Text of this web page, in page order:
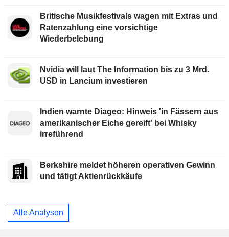
Britische Musikfestivals wagen mit Extras und
Ratenzahlung eine vorsichtige
Wiederbelebung
Nvidia will laut The Information bis zu 3 Mrd.
USD in Lancium investieren
Indien warnte Diageo: Hinweis 'in Fässern aus
amerikanischer Eiche gereift' bei Whisky
irreführend
Berkshire meldet höheren operativen Gewinn
und tätigt Aktienrückkäufe
Alle Analysen